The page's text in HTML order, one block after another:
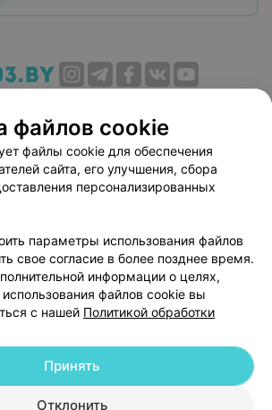
маркетинг
Публичный договор
соглашение
Способы оплаты
Вакансии
Партнеры
настройки cookie
персональных данных
УНП 191700409| 220012, Республика Беларусь,
файлов cookie
файлы cookie для обеспечения
сайта, его улучшения, сбора
персонализированных
параметры использования файлов
свое согласие в более позднее время.
информации о целях,
файлов cookie вы
с нашей Политикой обработки
Отклонить
Принять